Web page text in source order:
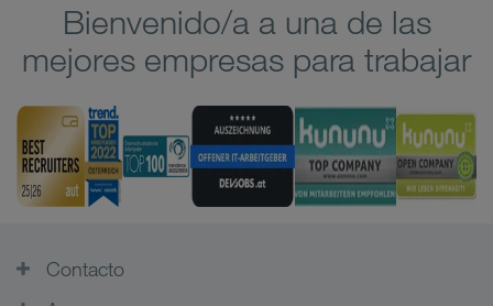
Bienvenido/a a una de las
mejores empresas para trabajar
Contacto